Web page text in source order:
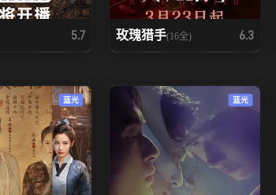
5.7 玫瑰猎手(16全) 6.3
蓝光 蓝光